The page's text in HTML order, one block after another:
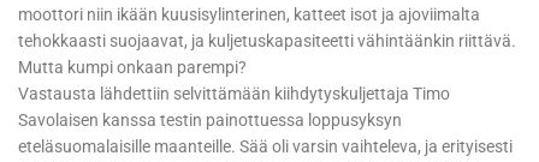
moottori niin ikään kuusisylinterinen, katteet isot ja ajoviimalta
tehokkaasti suojaavat, ja kuljetuskapasiteetti vähintäänkin riittävä.
Mutta kumpi onkaan parempi?
Vastausta lähdettiin selvittämään kiihdytyskuljettaja Timo
Savolaisen kanssa testin painottuessa loppusyksyn
eteläsuomalaisille maanteille. Sää oli varsin vaihteleva, ja erityisesti